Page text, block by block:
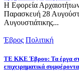
Η Εφορεία
Παρασκευή 28
Αυγουστιάτικης...
Έβρος Πολιτική
ΤΕ ΚΚΕ Έβρου: Τα έργα
επιχειρηματικά συμφέροντα